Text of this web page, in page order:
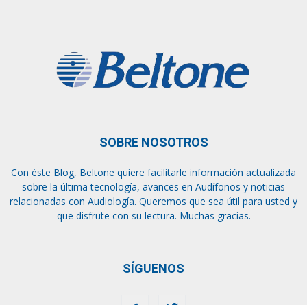
SOBRE NOSOTROS
Con éste Blog, Beltone quiere facilitarle información actualizada
sobre la última tecnología, avances en Audífonos y noticias
relacionadas con Audiología. Queremos que sea útil para usted y
que disfrute con su lectura. Muchas gracias.
SÍGUENOS